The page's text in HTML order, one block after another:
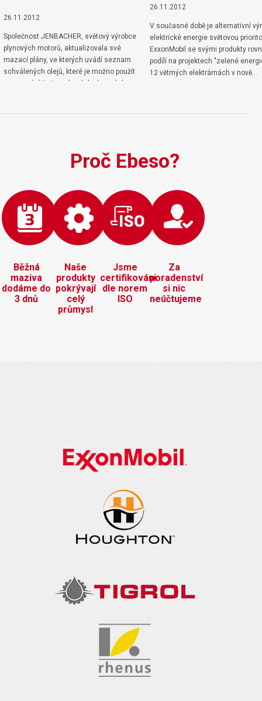
26.11.2012
Společnost JENBACHER, světový výrobce
plynových motorů, aktualizovala své
mazací plány, ve kterých uvádí seznam
schválených olejů, které je možno použít
pro mazání jimi vyrobených plynových
26.11.2012
V současné době je alternativní
elektrické energie světovou
ExxonMobil se svými produkty
podílí na projektech "zelené
12 větrných elektrárnách v nově…
Proč Ebeso?
Běžná
maziva
dodáme do
3 dnů
Naše
produkty
pokrývají
celý
průmysl
Jsme
certifikováni
dle norem
ISO
Za
poradenství
si nic
neúčtujeme